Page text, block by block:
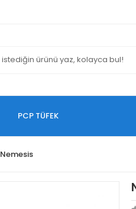
PCP TÜFEK
Nemesis